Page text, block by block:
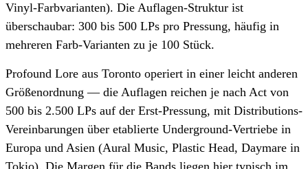
Vinyl-Farbvarianten). Die Auflagen-Struktur ist
überschaubar: 300 bis 500 LPs pro Pressung, häufig in
mehreren Farb-Varianten zu je 100 Stück.
Profound Lore aus Toronto operiert in einer leicht anderen
Größenordnung — die Auflagen reichen je nach Act von
500 bis 2.500 LPs auf der Erst-Pressung, mit Distributions-
Vereinbarungen über etablierte Underground-Vertriebe in
Europa und Asien (Aural Music, Plastic Head, Daymare in